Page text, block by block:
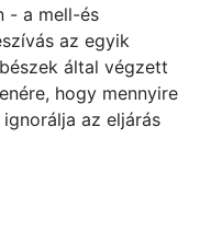
- a mell-és
az egyik
által végzett
hogy mennyire
ignorálja az eljárás